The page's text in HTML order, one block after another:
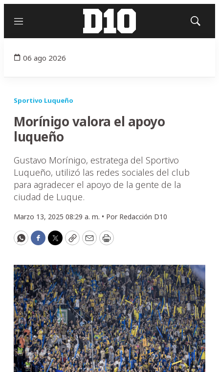
Menú
Mostrar
06 ago 2026
Sportivo Luqueño
Morínigo valora el apoyo
luqueño
Gustavo Morínigo, estratega del Sportivo
Luqueño, utilizó las redes sociales del club
para agradecer el apoyo de la gente de la
ciudad de Luque.
Marzo 13, 2025 08:29 a. m. • Por Redacción D10
WhatsApp
Facebook
Twitter
CopyEmailPrint